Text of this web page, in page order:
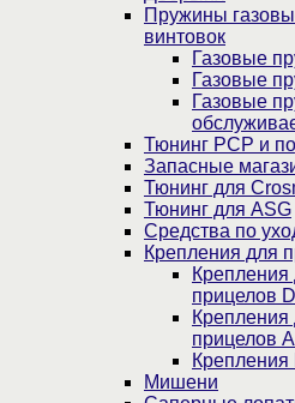
Пружины
винтовок
Газовые
Газовые
Газовые
Тюнинг PCP и
Запасные
Тюнинг для
Тюнинг для ASG
Средства по
Крепления для
прицелов
прицелов
Крепления
Мишени